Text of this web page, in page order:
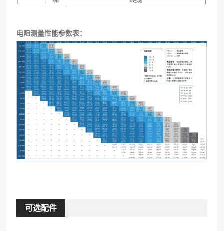
电阻测量性能参数表：
可选配件